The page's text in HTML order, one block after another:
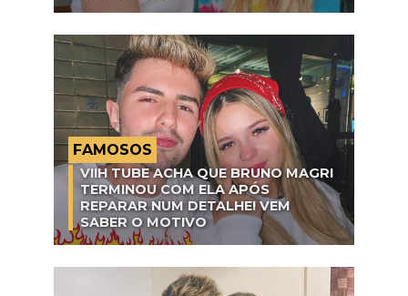
FAMOSOS
VIIH TUBE ACHA QUE BRUNO MAGRI
TERMINOU COM ELA APÓS
REPARAR NUM DETALHE! VEM
SABER O MOTIVO